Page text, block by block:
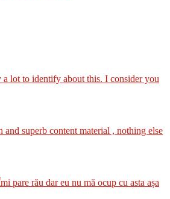
lot to identify about this. I consider you
and superb content material , nothing else
pare rău dar eu nu mă ocup cu asta așa